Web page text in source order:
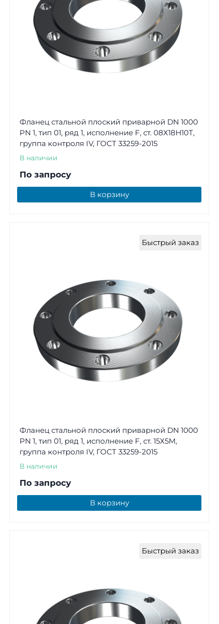
Фланец стальной плоский приварной DN 1000
PN 1, тип 01, ряд 1, исполнение F, ст. 08Х18Н10Т,
группа контроля IV, ГОСТ 33259-2015
В наличии
По запросу
В корзину
Быстрый заказ
Фланец стальной плоский приварной DN 1000
PN 1, тип 01, ряд 1, исполнение F, ст. 15Х5М,
группа контроля IV, ГОСТ 33259-2015
В наличии
По запросу
В корзину
Быстрый заказ